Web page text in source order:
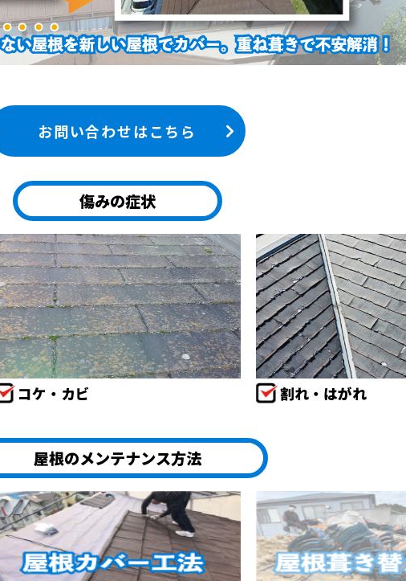
お問い合わせはこちら
傷みの症状
コケ・カビ 割れ・はがれ
屋根のメンテナンス方法